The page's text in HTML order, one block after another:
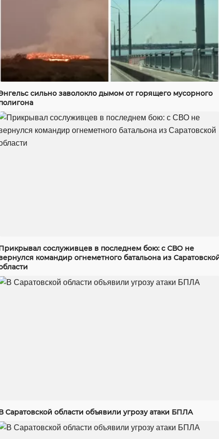
сильно заволокло дымом от горящего мусорного
сослуживцев в последнем бою: с СВО не
командир огнеметного батальона из
Саратовской области объявили угрозу атаки БПЛА